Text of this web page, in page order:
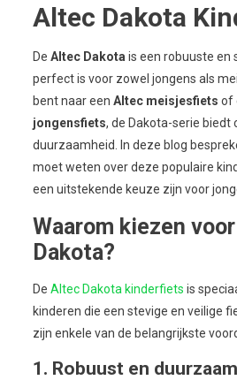
Altec Dakota
De Altec Dakota is een robuuste en
perfect is voor zowel jongens als
bent naar een Altec meisjesfiets of
jongensfiets, de Dakota-serie biedt
duurzaamheid. In deze blog
moet weten over deze populaire
een uitstekende keuze zijn voor
Waarom kiezen
Dakota?
De Altec Dakota kinderfiets is
kinderen die een stevige en veilige
zijn enkele van de belangrijkste
1. Robuust en